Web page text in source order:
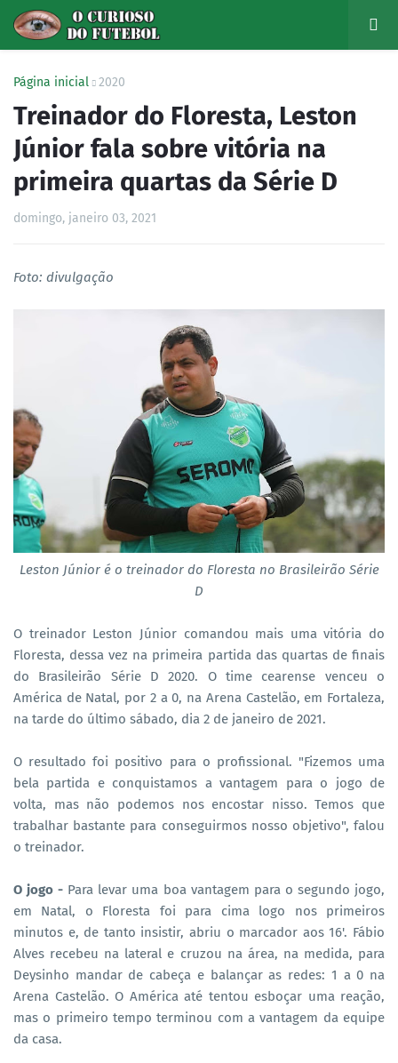
Página inicial 2020
Treinador do Floresta, Leston
Júnior fala sobre vitória na
primeira quartas da Série D
domingo, janeiro 03, 2021
Foto: divulgação
Leston Júnior é o treinador do Floresta no Brasileirão Série
D
O treinador Leston Júnior comandou mais uma vitória do
Floresta, dessa vez na primeira partida das quartas de finais
do Brasileirão Série D 2020. O time cearense venceu o
América de Natal, por 2 a 0, na Arena Castelão, em Fortaleza,
na tarde do último sábado, dia 2 de janeiro de 2021.
O resultado foi positivo para o profissional. "Fizemos uma
bela partida e conquistamos a vantagem para o jogo de
volta, mas não podemos nos encostar nisso. Temos que
trabalhar bastante para conseguirmos nosso objetivo", falou
o treinador.
O jogo - Para levar uma boa vantagem para o segundo jogo,
em Natal, o Floresta foi para cima logo nos primeiros
minutos e, de tanto insistir, abriu o marcador aos 16'. Fábio
Alves recebeu na lateral e cruzou na área, na medida, para
Deysinho mandar de cabeça e balançar as redes: 1 a 0 na
Arena Castelão. O América até tentou esboçar uma reação,
mas o primeiro tempo terminou com a vantagem da equipe
da casa.